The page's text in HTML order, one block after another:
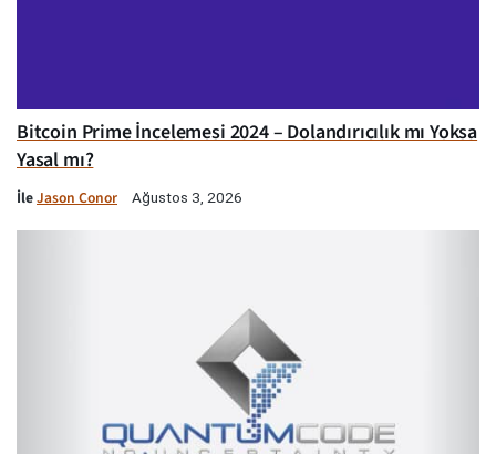
Bitcoin Prime İncelemesi 2024 – Dolandırıcılık mı Yoksa
Yasal mı?
İleJason Conor Ağustos 3, 2026